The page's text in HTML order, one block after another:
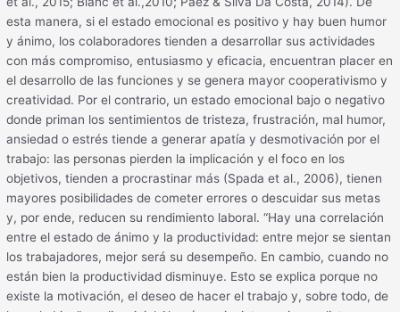
esta manera, si el estado emocional es positivo y hay buen humor
y ánimo, los colaboradores tienden a desarrollar sus actividades
con más compromiso, entusiasmo y eficacia, encuentran placer en
el desarrollo de las funciones y se genera mayor cooperativismo y
creatividad. Por el contrario, un estado emocional bajo o negativo
donde priman los sentimientos de tristeza, frustración, mal humor,
ansiedad o estrés tiende a generar apatía y desmotivación por el
trabajo: las personas pierden la implicación y el foco en los
objetivos, tienden a procrastinar más (Spada et al., 2006), tienen
mayores posibilidades de cometer errores o descuidar sus metas
y, por ende, reducen su rendimiento laboral. “Hay una correlación
entre el estado de ánimo y la productividad: entre mejor se sientan
los trabajadores, mejor será su desempeño. En cambio, cuando no
están bien la productividad disminuye. Esto se explica porque no
existe la motivación, el deseo de hacer el trabajo y, sobre todo, de